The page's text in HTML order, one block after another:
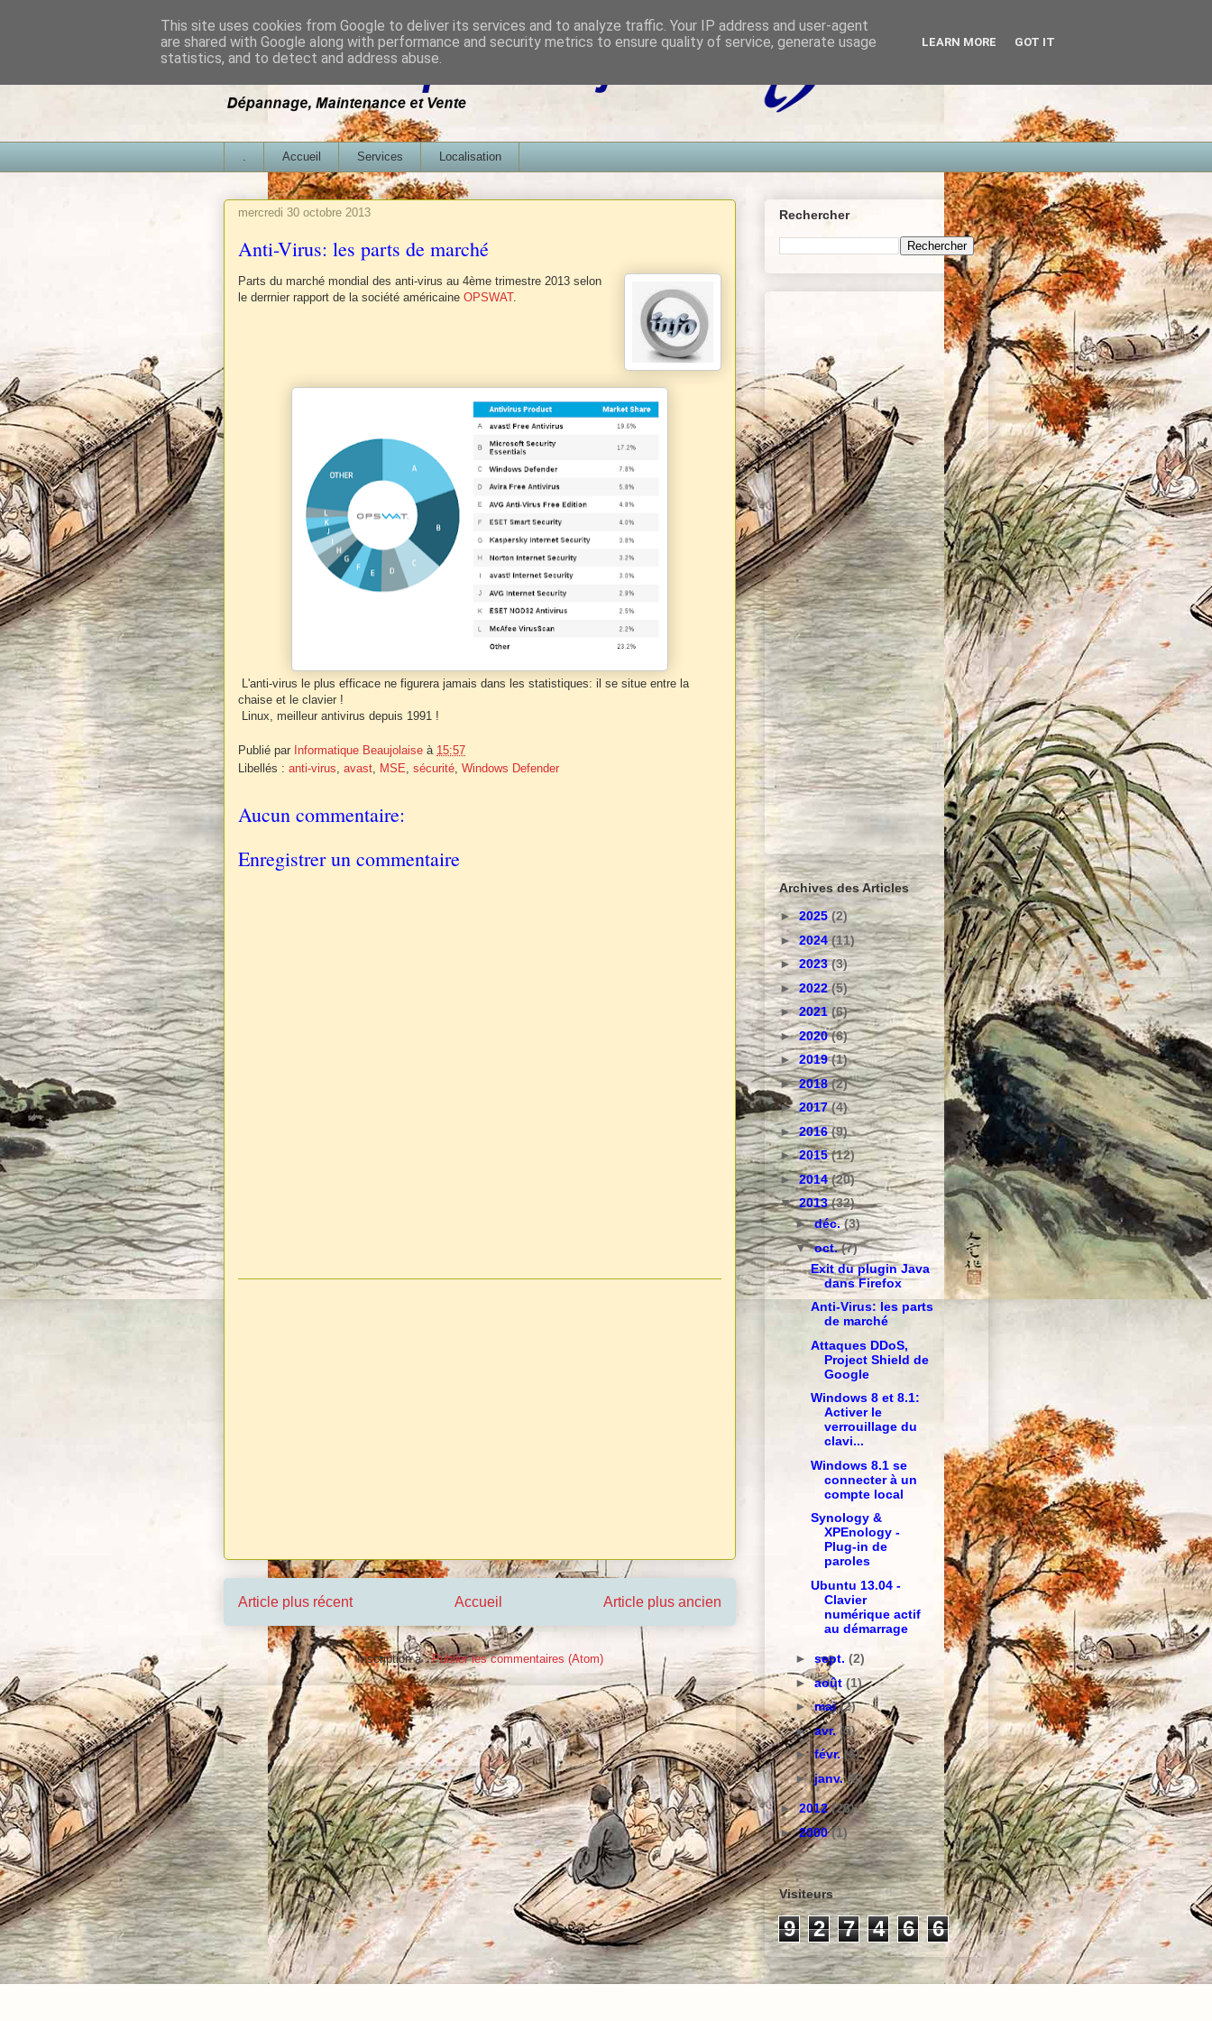
Accueil Services Localisation
mercredi 30 octobre 2013
Anti-Virus: les parts de marché
Parts du marché mondial des anti-virus au 4ème trimestre 2013 selon
le derrnier rapport de la société américaine OPSWAT.
L'anti-virus le plus efficace ne figurera jamais dans les statistiques: il se situe entre la
chaise et le clavier !
Linux, meilleur antivirus depuis 1991 !
Publié par Informatique Beaujolaise à 15:57
Libellés : anti-virus, avast, MSE, sécurité, Windows Defender
Aucun commentaire:
Enregistrer un commentaire
Article plus récent Article plus ancien
Accueil
Inscription à :Publier les commentaires (Atom)
Rechercher
Archives des Articles
►2025(2)
►2024(11)
►2023(3)
►2022(5)
►2021(6)
►2020(6)
►2019(1)
►2018(2)
►2017(4)
►2016(9)
►2015(12)
►2014(20)
▼2013(32)
►déc.(3)
▼oct.(7)
Exit du plugin Java
dans Firefox
Anti-Virus: les parts
de marché
Attaques DDoS,
Project Shield de
Google
Windows 8 et 8.1:
Activer le
verrouillage du
clavi...
Windows 8.1 se
connecter à un
compte local
Synology &
XPEnology -
Plug-in de
paroles
Ubuntu 13.04 -
Clavier
numérique actif
au démarrage
► sept. (2)
►août(1)
►mai(2)
►avr.(5)
►févr.(6)
►janv.(6)
►2012(26)
►2000(1)
Visiteurs
9 2 7 4 6 6
This site uses cookies from Google to deliver its services and to analyze traffic. Your IP address and user-agent
are shared with Google along with performance and security metrics to ensure quality of service, generate usage
statistics, and to detect and address abuse.
LEARN MORE GOT IT